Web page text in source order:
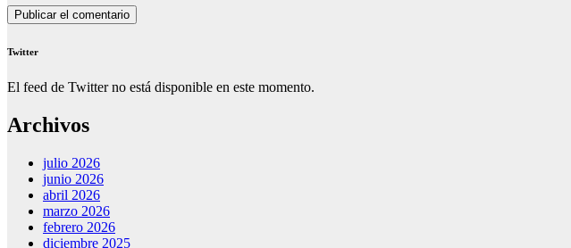
Twitter
El feed de Twitter no está disponible en este momento.
Archivos
julio 2026
junio 2026
abril 2026
marzo 2026
febrero 2026
diciembre 2025